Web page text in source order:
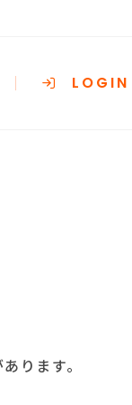
LOGIN
ります。